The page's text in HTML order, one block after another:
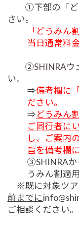
①下部の「ど
さい。
「どうみん
当日通常料
②SHINRAウ
い。
⇒備考欄に
ださい。
⇒どうみん
ご同行者に
し、ご案内
旨を備考欄
③SHINRAか
うみん割適
※既に対象ツア
前までに
ご相談ください。